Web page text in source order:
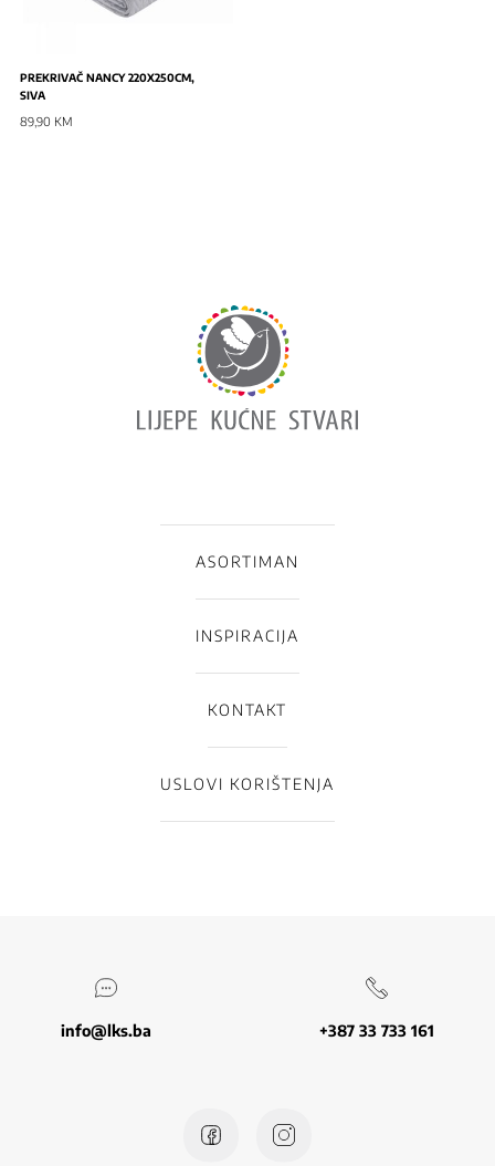
PREKRIVAČ NANCY 220X250CM,
SIVA
89,90 KM
ASORTIMAN
INSPIRACIJA
KONTAKT
USLOVI KORIŠTENJA
info@lks.ba +387 33 733 161